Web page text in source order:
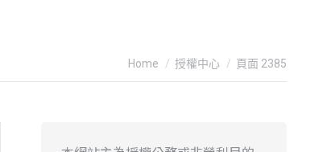
You are here:
Home 授權中心 頁面 2385